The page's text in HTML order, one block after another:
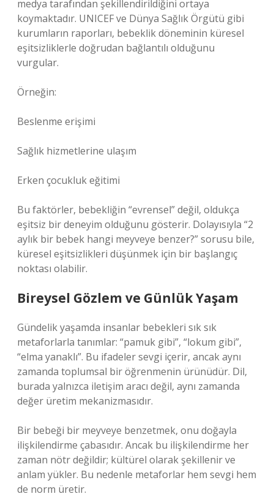
medya tarafından şekillendirildiğini ortaya
koymaktadır. UNICEF ve Dünya Sağlık Örgütü gibi
kurumların raporları, bebeklik döneminin küresel
eşitsizliklerle doğrudan bağlantılı olduğunu
vurgular.
Örneğin:
Beslenme erişimi
Sağlık hizmetlerine ulaşım
Erken çocukluk eğitimi
Bu faktörler, bebekliğin “evrensel” değil, oldukça
eşitsiz bir deneyim olduğunu gösterir. Dolayısıyla “2
aylık bir bebek hangi meyveye benzer?” sorusu bile,
küresel eşitsizlikleri düşünmek için bir başlangıç
noktası olabilir.
Bireysel Gözlem ve Günlük Yaşam
Gündelik yaşamda insanlar bebekleri sık sık
metaforlarla tanımlar: “pamuk gibi”, “lokum gibi”,
“elma yanaklı”. Bu ifadeler sevgi içerir, ancak aynı
zamanda toplumsal bir öğrenmenin ürünüdür. Dil,
burada yalnızca iletişim aracı değil, aynı zamanda
değer üretim mekanizmasıdır.
Bir bebeği bir meyveye benzetmek, onu doğayla
ilişkilendirme çabasıdır. Ancak bu ilişkilendirme her
zaman nötr değildir; kültürel olarak şekillenir ve
anlam yükler. Bu nedenle metaforlar hem sevgi hem
de norm üretir.